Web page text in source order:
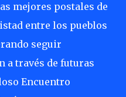
mejores postales de
entre los pueblos
seguir
a través de futuras
Encuentro